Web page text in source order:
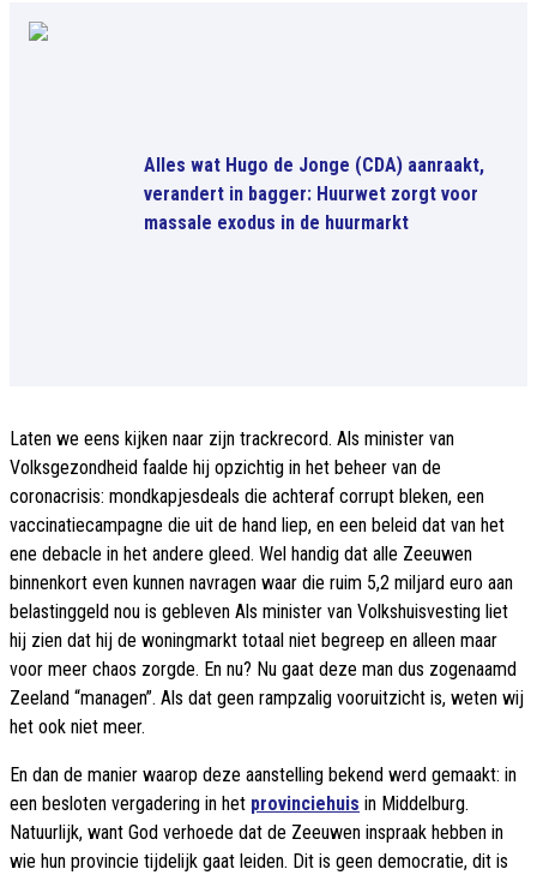
Alles wat Hugo de Jonge (CDA) aanraakt,
verandert in bagger: Huurwet zorgt voor
massale exodus in de huurmarkt
Laten we eens kijken naar zijn trackrecord. Als minister van
Volksgezondheid faalde hij opzichtig in het beheer van de
coronacrisis: mondkapjesdeals die achteraf corrupt bleken, een
vaccinatiecampagne die uit de hand liep, en een beleid dat van het
ene debacle in het andere gleed. Wel handig dat alle Zeeuwen
binnenkort even kunnen navragen waar die ruim 5,2 miljard euro aan
belastinggeld nou is gebleven Als minister van Volkshuisvesting liet
hij zien dat hij de woningmarkt totaal niet begreep en alleen maar
voor meer chaos zorgde. En nu? Nu gaat deze man dus zogenaamd
Zeeland “managen”. Als dat geen rampzalig vooruitzicht is, weten wij
het ook niet meer.
En dan de manier waarop deze aanstelling bekend werd gemaakt: in
een besloten vergadering in het provinciehuis in Middelburg.
Natuurlijk, want God verhoede dat de Zeeuwen inspraak hebben in
wie hun provincie tijdelijk gaat leiden. Dit is geen democratie, dit is